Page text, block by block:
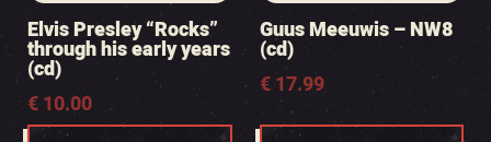
Elvis Presley “Rocks”
through his early years
(cd)
€10.00
Guus Meeuwis – NW8
(cd)
€17.99